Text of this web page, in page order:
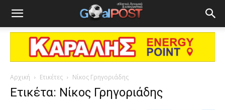
Αρχική Ετικέτες Νίκος Γρηγοριάδης
Ετικέτα: Νίκος Γρηγοριάδης